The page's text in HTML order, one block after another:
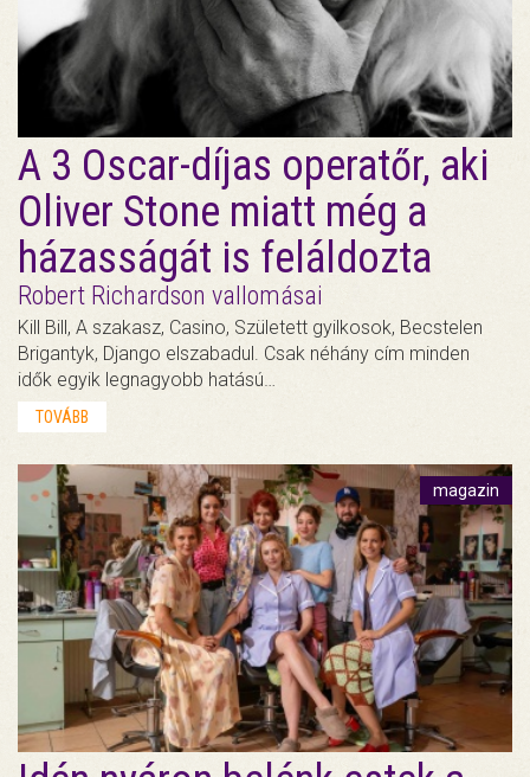
A 3 Oscar-díjas operatőr, aki
Oliver Stone miatt még a
házasságát is feláldozta
Robert Richardson vallomásai
Kill Bill, A szakasz, Casino, Született gyilkosok, Becstelen
Brigantyk, Django elszabadul. Csak néhány cím minden
idők egyik legnagyobb hatású…
TOVÁBB
magazin